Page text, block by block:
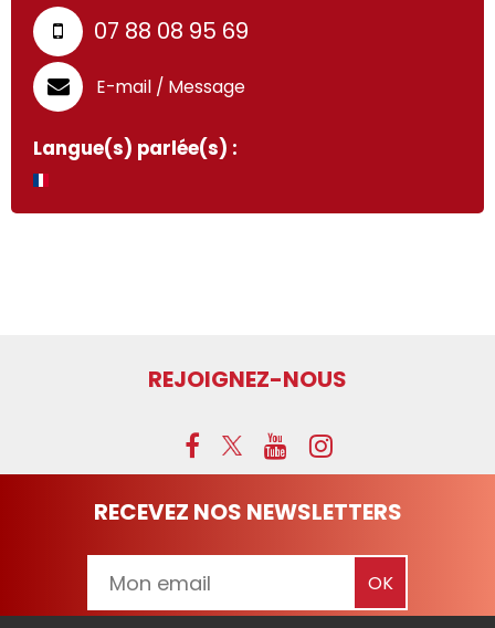
07 88 08 95 69
E-mail / Message
Langue(s) parlée(s) :
REJOIGNEZ-NOUS
RECEVEZ NOS NEWSLETTERS